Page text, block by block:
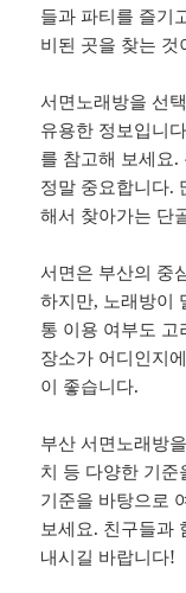
들과 파티를 즐기
비된 곳을 찾는
서면노래방을 선
유용한 정보입니
를 참고해 보세요
정말 중요합니다.
해서 찾아가는 단
서면은 부산의 중
하지만, 노래방이
통 이용 여부도
장소가 어디인지
이 좋습니다.
부산 서면노래방
치 등 다양한 기
기준을 바탕으로
보세요. 친구들과
내시길 바랍니다!